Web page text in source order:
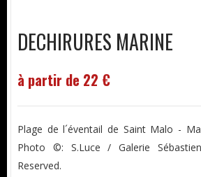
DECHIRURES MARINE
à partir de 22 €
Plage de l´éventail de Saint Malo -
Photo ©: S.Luce / Galerie
Reserved.